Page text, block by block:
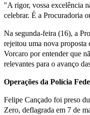
"A rigor, vossa excelência
celebrar. É a Procuradoria
Na segunda-feira (16), a
rejeitou uma nova proposta
Vorcaro por entender que
relevantes para o avanço
Operações da Polícia
Felipe Cançado foi preso
Zero, deflagrada em 7 de